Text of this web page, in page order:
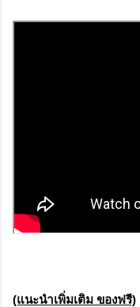
(แนะนำเพิ่มเติม ของฟรี)